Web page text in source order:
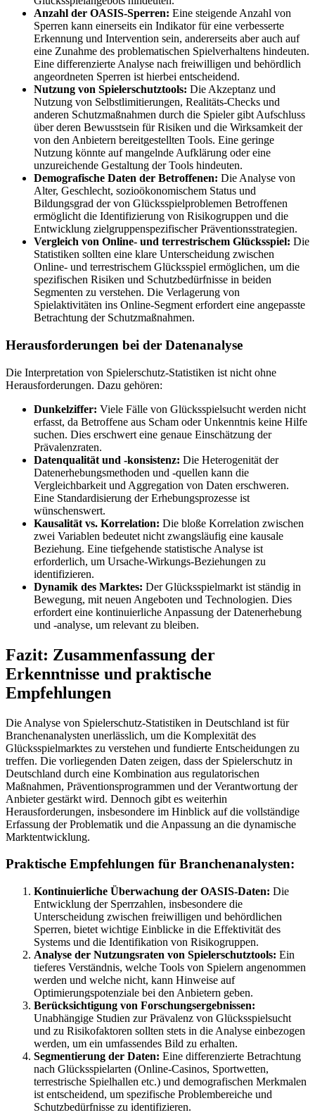
Anzahl der OASIS-Sperren: Eine steigende Anzahl von
Sperren kann einerseits ein Indikator für eine verbesserte
Erkennung und Intervention sein, andererseits aber auch auf
eine Zunahme des problematischen Spielverhaltens hindeuten.
Eine differenzierte Analyse nach freiwilligen und behördlich
angeordneten Sperren ist hierbei entscheidend.
Nutzung von Spielerschutztools: Die Akzeptanz und
Nutzung von Selbstlimitierungen, Realitäts-Checks und
anderen Schutzmaßnahmen durch die Spieler gibt Aufschluss
über deren Bewusstsein für Risiken und die Wirksamkeit der
von den Anbietern bereitgestellten Tools. Eine geringe
Nutzung könnte auf mangelnde Aufklärung oder eine
unzureichende Gestaltung der Tools hindeuten.
Demografische Daten der Betroffenen: Die Analyse von
Alter, Geschlecht, sozioökonomischem Status und
Bildungsgrad der von Glücksspielproblemen Betroffenen
ermöglicht die Identifizierung von Risikogruppen und die
Entwicklung zielgruppenspezifischer Präventionsstrategien.
Vergleich von Online- und terrestrischem Glücksspiel: Die
Statistiken sollten eine klare Unterscheidung zwischen
Online- und terrestrischem Glücksspiel ermöglichen, um die
spezifischen Risiken und Schutzbedürfnisse in beiden
Segmenten zu verstehen. Die Verlagerung von
Spielaktivitäten ins Online-Segment erfordert eine angepasste
Betrachtung der Schutzmaßnahmen.
Herausforderungen bei der Datenanalyse
Die Interpretation von Spielerschutz-Statistiken ist nicht ohne
Herausforderungen. Dazu gehören:
Dunkelziffer: Viele Fälle von Glücksspielsucht werden nicht
erfasst, da Betroffene aus Scham oder Unkenntnis keine Hilfe
suchen. Dies erschwert eine genaue Einschätzung der
Prävalenzraten.
Datenqualität und -konsistenz: Die Heterogenität der
Datenerhebungsmethoden und -quellen kann die
Vergleichbarkeit und Aggregation von Daten erschweren.
Eine Standardisierung der Erhebungsprozesse ist
wünschenswert.
Kausalität vs. Korrelation: Die bloße Korrelation zwischen
zwei Variablen bedeutet nicht zwangsläufig eine kausale
Beziehung. Eine tiefgehende statistische Analyse ist
erforderlich, um Ursache-Wirkungs-Beziehungen zu
identifizieren.
Dynamik des Marktes: Der Glücksspielmarkt ist ständig in
Bewegung, mit neuen Angeboten und Technologien. Dies
erfordert eine kontinuierliche Anpassung der Datenerhebung
und -analyse, um relevant zu bleiben.
Fazit: Zusammenfassung der
Erkenntnisse und praktische
Empfehlungen
Die Analyse von Spielerschutz-Statistiken in Deutschland ist für
Branchenanalysten unerlässlich, um die Komplexität des
Glücksspielmarktes zu verstehen und fundierte Entscheidungen zu
treffen. Die vorliegenden Daten zeigen, dass der Spielerschutz in
Deutschland durch eine Kombination aus regulatorischen
Maßnahmen, Präventionsprogrammen und der Verantwortung der
Anbieter gestärkt wird. Dennoch gibt es weiterhin
Herausforderungen, insbesondere im Hinblick auf die vollständige
Erfassung der Problematik und die Anpassung an die dynamische
Marktentwicklung.
Praktische Empfehlungen für Branchenanalysten:
Kontinuierliche Überwachung der OASIS-Daten: Die
Entwicklung der Sperrzahlen, insbesondere die
Unterscheidung zwischen freiwilligen und behördlichen
Sperren, bietet wichtige Einblicke in die Effektivität des
Systems und die Identifikation von Risikogruppen.
Analyse der Nutzungsraten von Spielerschutztools: Ein
tieferes Verständnis, welche Tools von Spielern angenommen
werden und welche nicht, kann Hinweise auf
Optimierungspotenziale bei den Anbietern geben.
Berücksichtigung von Forschungsergebnissen:
Unabhängige Studien zur Prävalenz von Glücksspielsucht
und zu Risikofaktoren sollten stets in die Analyse einbezogen
werden, um ein umfassendes Bild zu erhalten.
Segmentierung der Daten: Eine differenzierte Betrachtung
nach Glücksspielarten (Online-Casinos, Sportwetten,
terrestrische Spielhallen etc.) und demografischen Merkmalen
ist entscheidend, um spezifische Problembereiche und
Schutzbedürfnisse zu identifizieren.